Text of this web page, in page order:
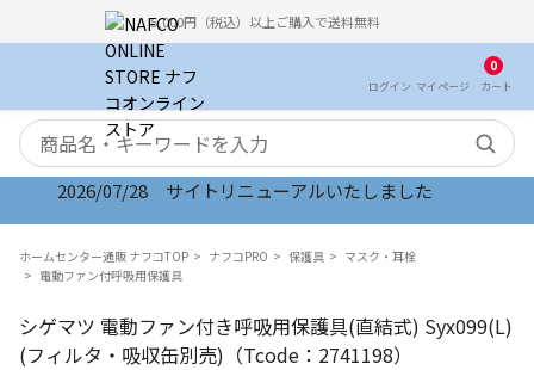
5,000円（税込）以上ご購入で送料無料
ログイン マイ ページ
0
カート
検索キーワード
2026/07/28 サイトリニューアルいたしました
ホームセンター通販 ナフコTOP ナフコPRO 保護具
マスク・耳栓
電動ファン付呼吸用保護具
シゲマツ 電動ファン付き呼吸用保護具(直結式) Syx099(L)
(フィルタ・吸収缶別売)（Tcode：2741198）